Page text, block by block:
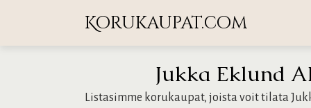
Korukaupat.com
Jukka Eklund
Listasimme korukaupat, joista voit tilata